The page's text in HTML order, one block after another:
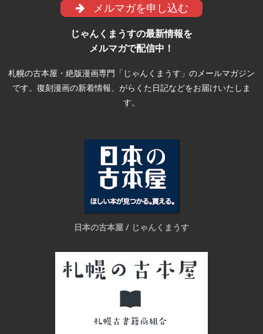
メルマガを申し込む
じゃんくまうすの最新情報を
メルマガで配信中！
札幌の古本屋・絶版漫画専門「じゃんくまうす」のメールマガジン
です。復刻漫画の新着情報、がらくた日記などをお届けいたしま
す。
日本の古本屋 / じゃんくまうす